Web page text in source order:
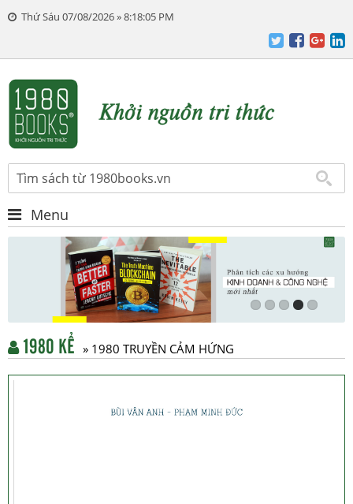
Thứ Sáu 07/08/2026 » 8:18:06 PM
Menu
1980 KỂ » 1980 TRUYỀN CẢM HỨNG